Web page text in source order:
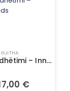
GJITHA
Jastëk udhëtimi – InnovaGoods
5 €